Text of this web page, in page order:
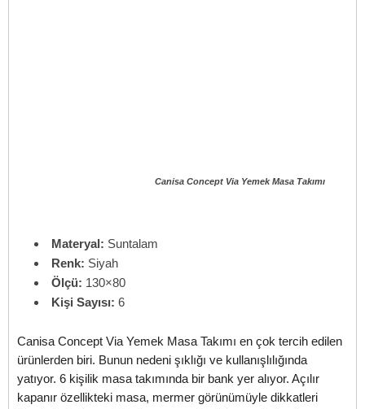
Canisa Concept Via Yemek Masa Takımı
Materyal: Suntalam
Renk: Siyah
Ölçü: 130×80
Kişi Sayısı: 6
Canisa Concept Via Yemek Masa Takımı en çok tercih edilen
ürünlerden biri. Bunun nedeni şıklığı ve kullanışlılığında
yatıyor. 6 kişilik masa takımında bir bank yer alıyor. Açılır
kapanır özellikteki masa, mermer görünümüyle dikkatleri